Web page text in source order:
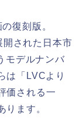
復刻版。
された日本市
モデルナンバ
は「LVCより
価される一
ります。